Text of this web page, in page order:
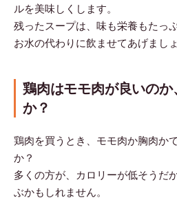
ルを美味しくします。
残ったスープは、味も栄養もたっ
お水の代わりに飲ませてあげましょ
鶏肉はモモ肉が良いの
か？
鶏肉を買うとき、モモ肉か胸肉か
か？
多くの方が、カロリーが低そうだ
ぶかもしれません。